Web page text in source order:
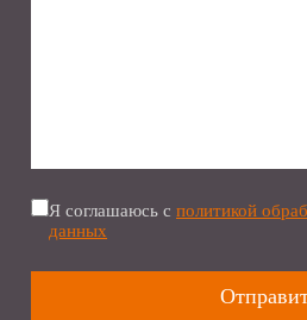
Я соглашаюсь с политикой
данных